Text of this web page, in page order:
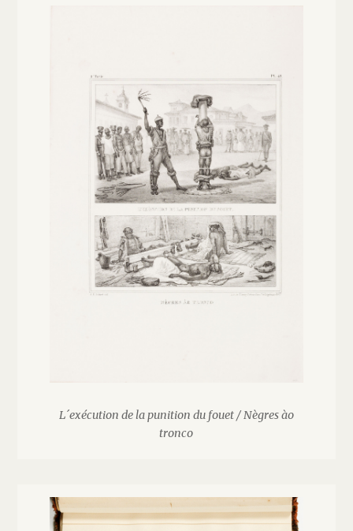
L´exécution de la punition du fouet / Nègres ào
tronco